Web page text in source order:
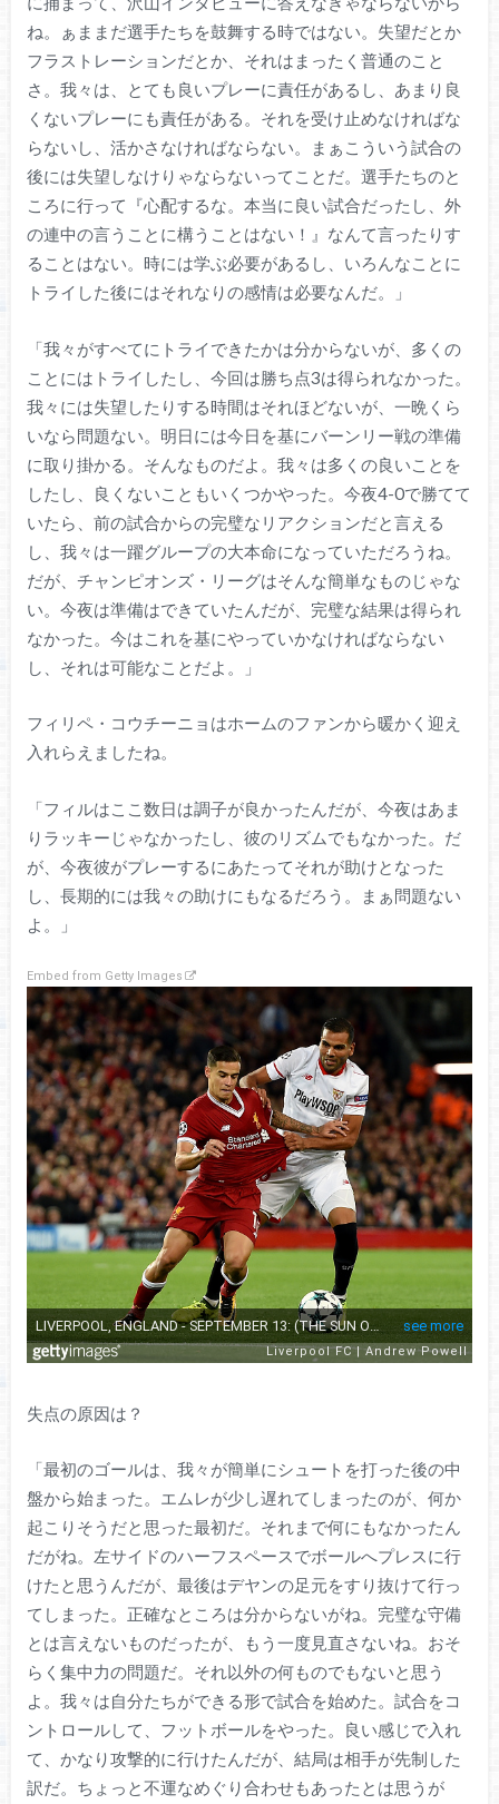
ね。ぁままだ選手たちを鼓舞する時ではない。失望だとか
フラストレーションだとか、それはまったく普通のこと
さ。我々は、とても良いプレーに責任があるし、あまり良
くないプレーにも責任がある。それを受け止めなければな
らないし、活かさなければならない。まぁこういう試合の
後には失望しなけりゃならないってことだ。選手たちのと
ころに行って『心配するな。本当に良い試合だったし、外
の連中の言うことに構うことはない！』なんて言ったりす
ることはない。時には学ぶ必要があるし、いろんなことに
トライした後にはそれなりの感情は必要なんだ。」
「我々がすべてにトライできたかは分からないが、多くの
ことにはトライしたし、今回は勝ち点3は得られなかった。
我々には失望したりする時間はそれほどないが、一晩くら
いなら問題ない。明日には今日を基にバーンリー戦の準備
に取り掛かる。そんなものだよ。我々は多くの良いことを
したし、良くないこともいくつかやった。今夜4-0で勝てて
いたら、前の試合からの完璧なリアクションだと言える
し、我々は一躍グループの大本命になっていただろうね。
だが、チャンピオンズ・リーグはそんな簡単なものじゃな
い。今夜は準備はできていたんだが、完璧な結果は得られ
なかった。今はこれを基にやっていかなければならない
し、それは可能なことだよ。」
フィリペ・コウチーニョはホームのファンから暖かく迎え
入れらえましたね。
「フィルはここ数日は調子が良かったんだが、今夜はあま
りラッキーじゃなかったし、彼のリズムでもなかった。だ
が、今夜彼がプレーするにあたってそれが助けとなった
し、長期的には我々の助けにもなるだろう。まぁ問題ない
よ。」
Embed from Getty Images
失点の原因は？
「最初のゴールは、我々が簡単にシュートを打った後の中
盤から始まった。エムレが少し遅れてしまったのが、何か
起こりそうだと思った最初だ。それまで何にもなかったん
だがね。左サイドのハーフスペースでボールへプレスに行
けたと思うんだが、最後はデヤンの足元をすり抜けて行っ
てしまった。正確なところは分からないがね。完璧な守備
とは言えないものだったが、もう一度見直さないね。おそ
らく集中力の問題だ。それ以外の何ものでもないと思う
よ。我々は自分たちができる形で試合を始めた。試合をコ
ントロールして、フットボールをやった。良い感じで入れ
て、かなり攻撃的に行けたんだが、結局は相手が先制した
訳だ。ちょっと不運なめぐり合わせもあったとは思うが